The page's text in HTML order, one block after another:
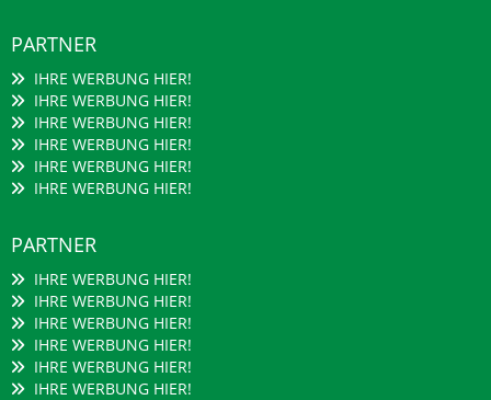
PARTNER
IHRE WERBUNG HIER!
IHRE WERBUNG HIER!
IHRE WERBUNG HIER!
IHRE WERBUNG HIER!
IHRE WERBUNG HIER!
IHRE WERBUNG HIER!
PARTNER
IHRE WERBUNG HIER!
IHRE WERBUNG HIER!
IHRE WERBUNG HIER!
IHRE WERBUNG HIER!
IHRE WERBUNG HIER!
IHRE WERBUNG HIER!